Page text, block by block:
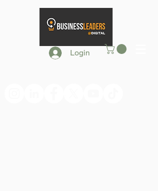
Login